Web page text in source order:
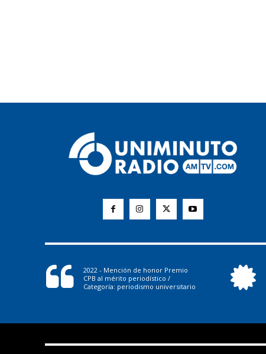
2022 - Mención de honor Premio
CPB al mérito periodístico /
Categoría: periodismo universitario